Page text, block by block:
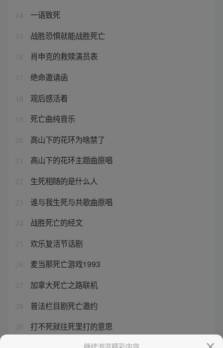
14 一语致死
15 战胜恐惧就能战胜死亡
16 肖申克的救赎演员表
17 绝命邀请函
18 观后感活着
19 死亡曲纯音乐
20 高山下的花环为啥禁了
21 高山下的花环主题曲原唱
22 生死相随的是什么人
23 谁与我生死与共歌曲原唱
24 战胜死亡的经文
25 欢乐复活节话剧
26 麦当那死亡游戏1993
27 加拿大死亡之路联机
28 普法栏目剧死亡邀约
29 打不死就往死里打的意思